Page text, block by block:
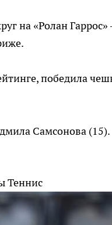
на «Ролан
победила
Самсонова (15).
Теннис